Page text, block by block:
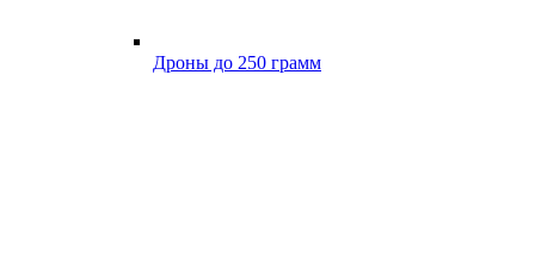
Дроны до 250 грамм